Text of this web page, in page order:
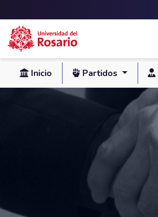
Pasar al contenido principal
Inicio Partidos